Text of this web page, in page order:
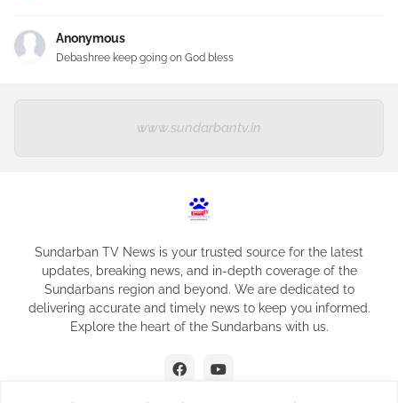
Anonymous
Debashree keep going on God bless
www.sundarbantv.in
Sundarban TV News is your trusted source for the latest
updates, breaking news, and in-depth coverage of the
Sundarbans region and beyond. We are dedicated to
delivering accurate and timely news to keep you informed.
Explore the heart of the Sundarbans with us.